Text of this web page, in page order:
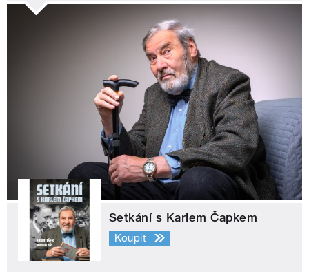
Setkání s Karlem Čapkem
Koupit